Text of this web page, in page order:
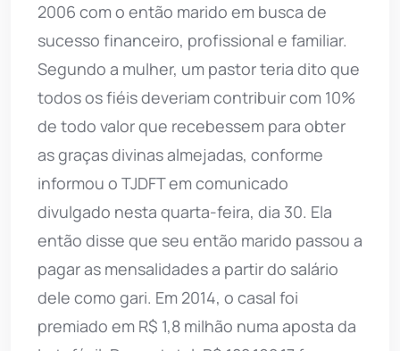
2006 com o então marido em busca de
sucesso financeiro, profissional e familiar.
Segundo a mulher, um pastor teria dito que
todos os fiéis deveriam contribuir com 10%
de todo valor que recebessem para obter
as graças divinas almejadas, conforme
informou o TJDFT em comunicado
divulgado nesta quarta-feira, dia 30. Ela
então disse que seu então marido passou a
pagar as mensalidades a partir do salário
dele como gari. Em 2014, o casal foi
premiado em R$ 1,8 milhão numa aposta da